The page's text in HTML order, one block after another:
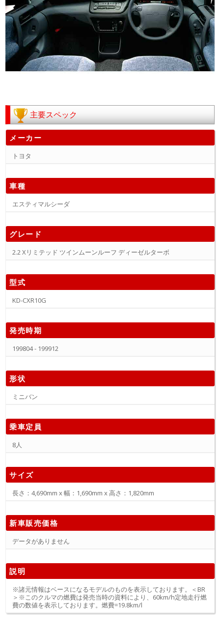
主要スペック
メーカー
トヨタ
車種
エスティマルシーダ
グレード
2.2 Xリミテッド ツインムーンルーフ ディーゼルターボ
型式
KD-CXR10G
発売時期
199804 - 199912
形状
ミニバン
乗車定員
8人
サイズ
長さ：4,690mm x 幅：1,690mm x 高さ：1,820mm
新車販売価格
データがありません
説明
※諸元情報はベースになるモデルのものを表示しております。＜BR
＞※このクルマの燃費は発売当時の資料により、60km/h定地走行燃
費の数値を表示しております。燃費=19.8km/l